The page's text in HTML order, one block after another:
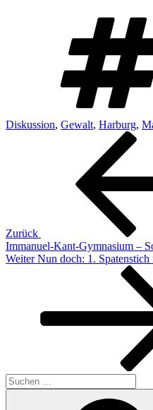
Diskussion, Gewalt, Harburg,
Beitragsnavigation
Zurück
Immanuel-Kant-Gymnasium –
Nächster
Weiter Nun doch: 1.
Suchen
nach: